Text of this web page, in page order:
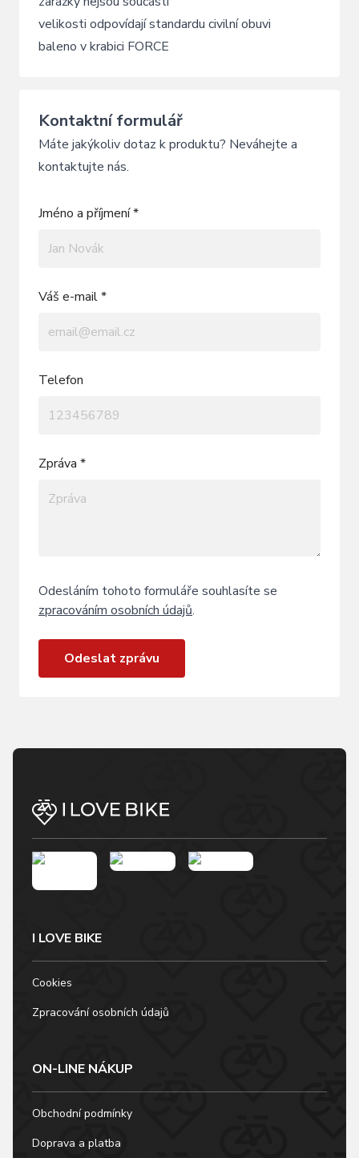
velikosti odpovídají standardu civilní obuvi
baleno v krabici FORCE
Kontaktní formulář
Máte jakýkoliv dotaz k produktu? Neváhejte a
kontaktujte nás.
Jméno a příjmení *
Váš e-mail *
Telefon
Zpráva *
Odesláním tohoto formuláře souhlasíte se
zpracováním osobních údajů.
Odeslat zprávu
I LOVE BIKE
Cookies
Zpracování osobních údajů
ON-LINE NÁKUP
Obchodní podmínky
Doprava a platba